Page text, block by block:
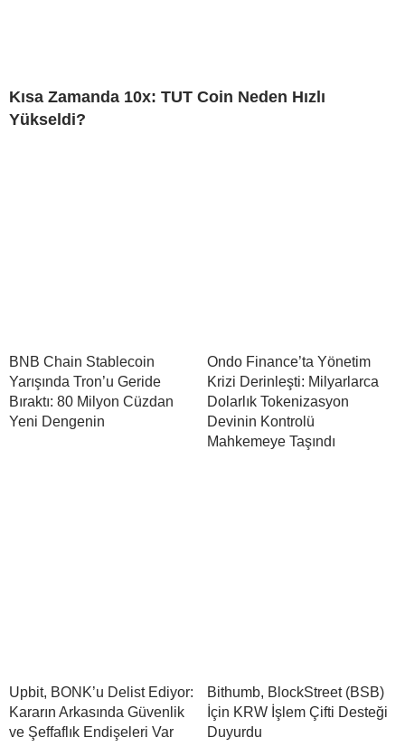
Kısa Zamanda 10x: TUT Coin Neden Hızlı
Yükseldi?
BNB Chain Stablecoin
Yarışında Tron’u Geride
Bıraktı: 80 Milyon Cüzdan
Yeni Dengenin
Ondo Finance’ta Yönetim
Krizi Derinleşti: Milyarlarca
Dolarlık Tokenizasyon
Devinin Kontrolü
Mahkemeye Taşındı
Upbit, BONK’u Delist Ediyor:
Kararın Arkasında Güvenlik
ve Şeffaflık Endişeleri Var
Bithumb, BlockStreet (BSB)
İçin KRW İşlem Çifti Desteği
Duyurdu